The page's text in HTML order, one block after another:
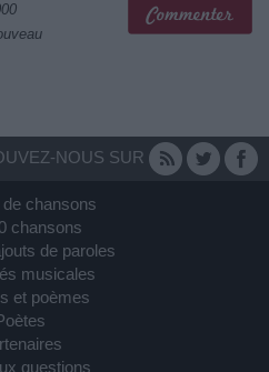
NOUS SUR
chansons
chansons
de paroles
musicales
et poèmes
questions